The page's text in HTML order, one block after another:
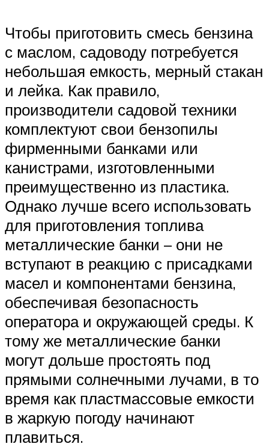
Чтобы приготовить смесь бензина
с маслом, садоводу потребуется
небольшая емкость, мерный стакан
и лейка. Как правило,
производители садовой техники
комплектуют свои бензопилы
фирменными банками или
канистрами, изготовленными
преимущественно из пластика.
Однако лучше всего использовать
для приготовления топлива
металлические банки – они не
вступают в реакцию с присадками
масел и компонентами бензина,
обеспечивая безопасность
оператора и окружающей среды. К
тому же металлические банки
могут дольше простоять под
прямыми солнечными лучами, в то
время как пластмассовые емкости
в жаркую погоду начинают
плавиться.